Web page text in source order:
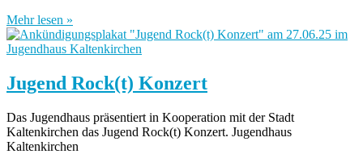
Mehr lesen »
Jugend Rock(t) Konzert
Das Jugendhaus präsentiert in Kooperation mit der Stadt
Kaltenkirchen das Jugend Rock(t) Konzert. Jugendhaus
Kaltenkirchen